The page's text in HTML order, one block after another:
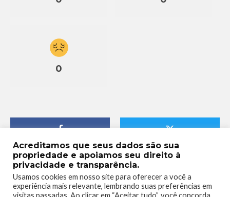
0
Acreditamos que seus dados são sua
propriedade e apoiamos seu direito à
privacidade e transparência.
Usamos cookies em nosso site para oferecer a você a
experiência mais relevante, lembrando suas preferências em
visitas passadas. Ao clicar em “Aceitar tudo”, você concorda